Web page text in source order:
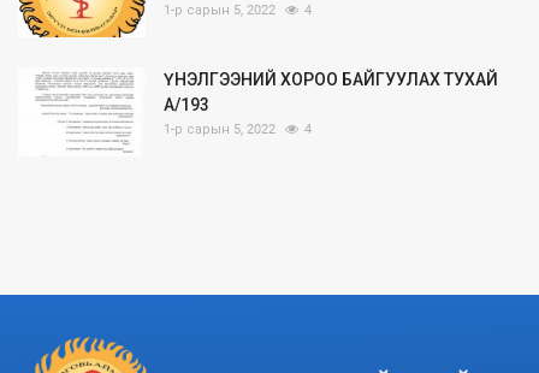
1-р сарын 5, 2022 4
ҮНЭЛГЭЭНИЙ ХОРОО БАЙГУУЛАХ ТУХАЙ
А/193
1-р сарын 5, 2022 4